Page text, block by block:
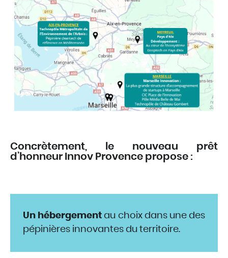
Concrètement, le nouveau prêt
d’honneur Innov Provence propose :
Un hébergement au choix dans une des
pépinières innovantes du territoire.